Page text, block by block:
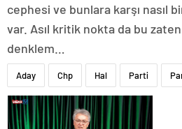
cephesi ve bunlara karşı nasıl
var. Asıl kritik nokta da bu
denklem…
Aday Chp Hal Parti